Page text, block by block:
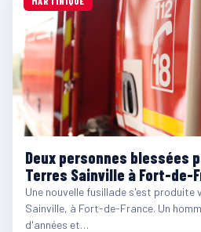
Deux personnes blessées
Terres Sainville à Fort-de-
Une nouvelle fusillade s'est produite
Sainville, à Fort-de-France. Un
d'années et…